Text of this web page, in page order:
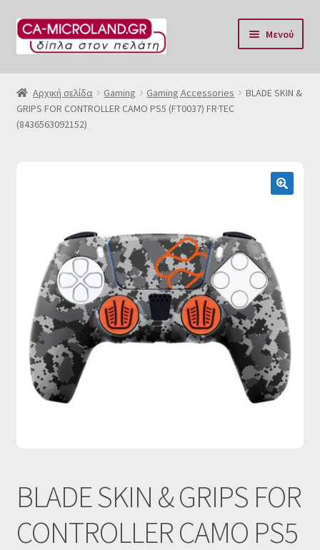
Απευθείας
μετάβαση
Μετάβαση
σε
Μενού
Αρχική
Η Eταιρία μας
Όροι Χρήσης
Πολιτική επιστροφών
Οι Συνεργασίες μας
Καλάθι
Αρχική σελίδα Gaming Gaming Accessories
BLADE SKIN &
GRIPS FOR CONTROLLER CAMO PS5 (FT0037) FR·TEC
(8436563092152)
BLADE SKIN & GRIPS FOR
CONTROLLER CAMO PS5